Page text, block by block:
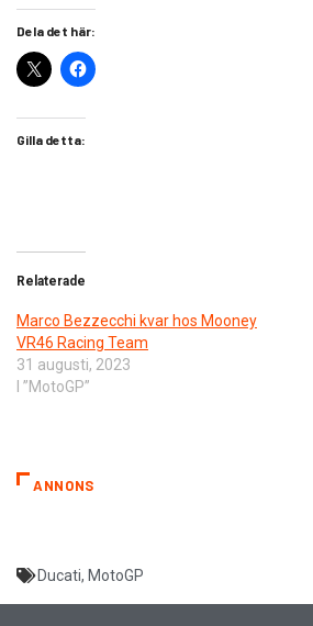
Dela det här:
Gilla detta:
Relaterade
Marco Bezzecchi kvar hos Mooney
VR46 Racing Team
31 augusti, 2023
I ”MotoGP”
ANNONS
Ducati, MotoGP